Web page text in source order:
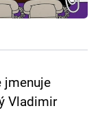
jmenuje
Vladimir